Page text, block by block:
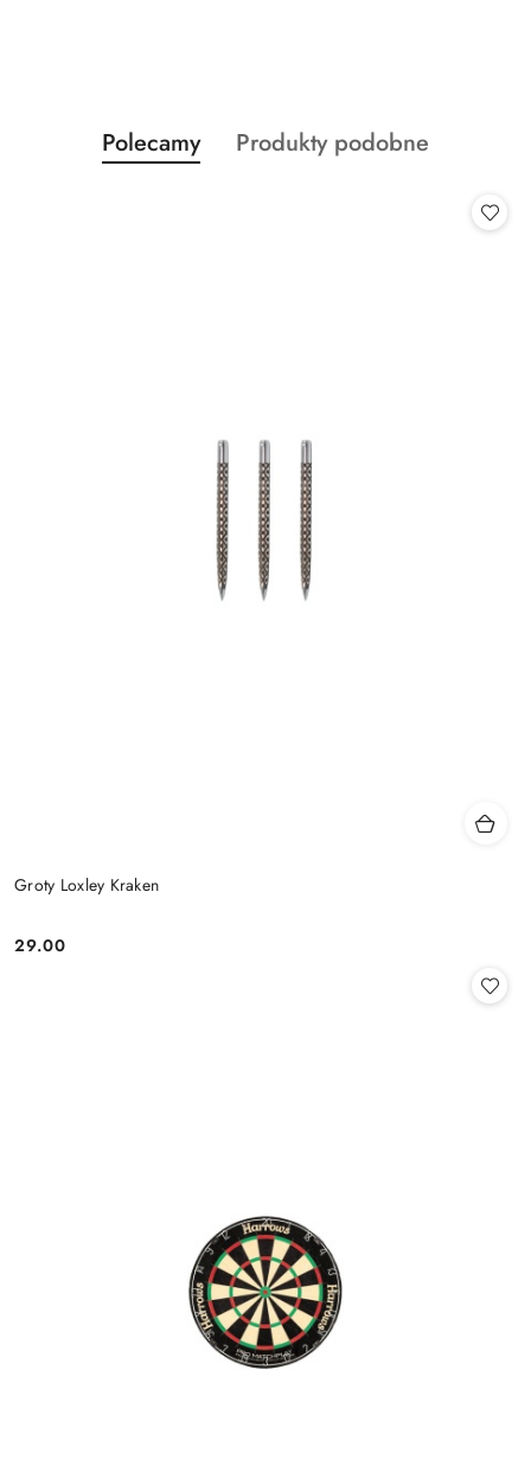
Pomiń karuzelę produktów
Produkty
o
Polecamy
Produkty
Produkty podobne
Groty Loxley Kraken
Cena:
29.00